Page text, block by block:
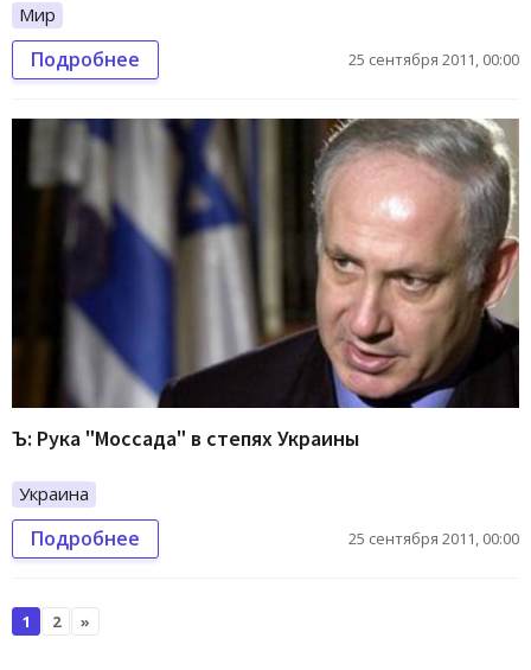
Мир
Подробнее 25 сентября 2011, 00:00
Ъ: Рука "Моссада" в степях Украины
Украина
Подробнее 25 сентября 2011, 00:00
1 2 »